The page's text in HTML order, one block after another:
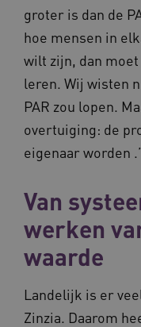
groter is dan de
hoe mensen in
wilt zijn, dan
leren. Wij wisten
PAR zou lopen.
overtuiging: de
eigenaar worden .’
Van
werken
waarde
Landelijk is er
Zinzia. Daarom